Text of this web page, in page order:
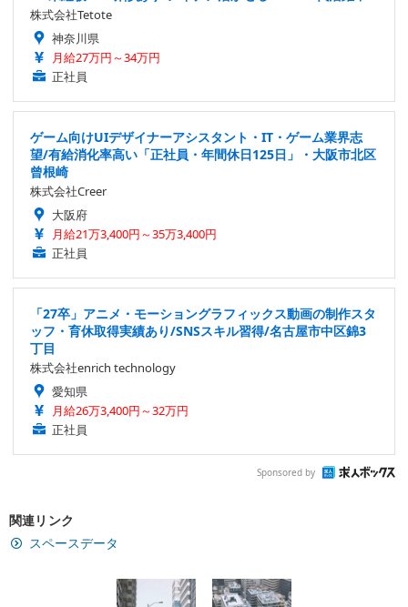
株式会社Tetote
神奈川県
月給27万円～34万円
正社員
ゲーム向けUIデザイナーアシスタント・IT・ゲーム業界志
望/有給消化率高い「正社員・年間休日125日」・大阪市北区
曾根崎
株式会社Creer
大阪府
月給21万3,400円～35万3,400円
正社員
「27卒」アニメ・モーショングラフィックス動画の制作スタ
ッフ・育休取得実績あり/SNSスキル習得/名古屋市中区錦3
丁目
株式会社enrich technology
愛知県
月給26万3,400円～32万円
正社員
Sponsored by
関連リンク
スペースデータ